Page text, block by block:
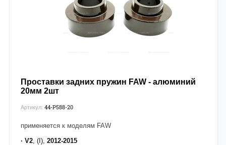
Проставки задних пружин FAW - алюминий
20мм 2шт
Артикул: 44-P588-20
применяется к моделям FAW
· V2 , (I), 2012-2015